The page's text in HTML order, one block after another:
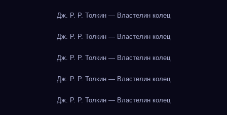
Дж. Р. Р. Толкин — Властелин колец
Дж. Р. Р. Толкин — Властелин колец
Дж. Р. Р. Толкин — Властелин колец
Дж. Р. Р. Толкин — Властелин колец
Дж. Р. Р. Толкин — Властелин колец